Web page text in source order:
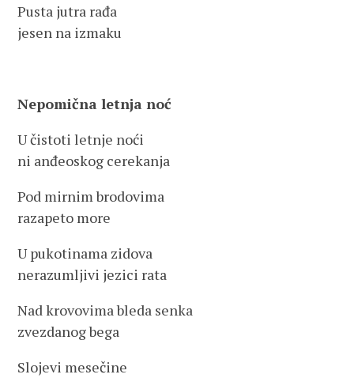
Pusta jutra rađa
jesen na izmaku
Nepomična letnja noć
U čistoti letnje noći
ni anđeoskog cerekanja
Pod mirnim brodovima
razapeto more
U pukotinama zidova
nerazumljivi jezici rata
Nad krovovima bleda senka
zvezdanog bega
Slojevi mesečine